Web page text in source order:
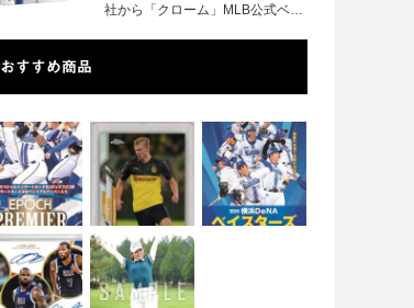
社から「クローム」MLB公式ベ…
おすすめ商品